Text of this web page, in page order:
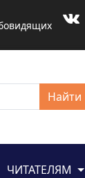
Найти
ЧИТАТЕЛЯМ